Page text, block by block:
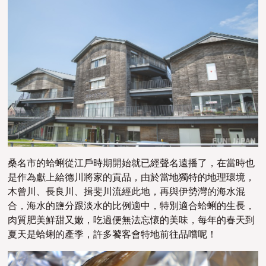
桑名市的蛤蜊從江戶時期開始就已經聲名遠播了，在當時也
是作為獻上給德川將家的貢品，由於當地獨特的地理環境，
木曾川、長良川、揖斐川流經此地，再與伊勢灣的海水混
合，海水的鹽分跟淡水的比例適中，特別適合蛤蜊的生長，
肉質肥美鮮甜又嫩，吃過便無法忘懷的美味，每年的春天到
夏天是蛤蜊的產季，許多饕客會特地前往品嚐呢！